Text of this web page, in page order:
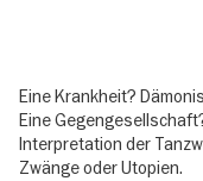
Eine Krankheit?
Eine
Interpretation der
Zwänge oder Utopien.